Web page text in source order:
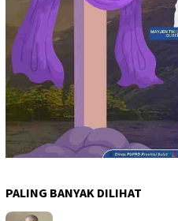
PALING BANYAK DILIHAT